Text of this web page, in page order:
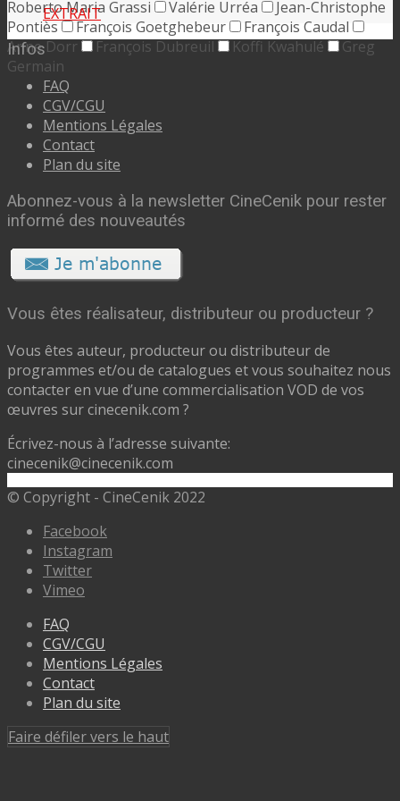
Roberto Maria Grassi
Valérie Urréa
Jean-Christophe
Pontiès
François Goetghebeur
François Caudal
Anne Dorr
François Dubreuil Koffi Kwahulé
Greg
Germain
EXTRAIT
Infos
FAQ
CGV/CGU
Mentions Légales
Contact
Plan du site
Abonnez-vous à la newsletter CineCenik pour rester
informé des nouveautés
Vous êtes réalisateur, distributeur ou producteur ?
Vous êtes auteur, producteur ou distributeur de
programmes et/ou de catalogues et vous souhaitez nous
contacter en vue d’une commercialisation VOD de vos
œuvres sur cinecenik.com ?
Écrivez-nous à l’adresse suivante:
cinecenik@cinecenik.com
© Copyright - CineCenik 2022
Facebook
Instagram
Twitter
Vimeo
FAQ
CGV/CGU
Mentions Légales
Contact
Plan du site
Faire défiler vers le haut